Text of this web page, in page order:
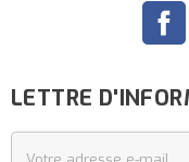
LETTRE